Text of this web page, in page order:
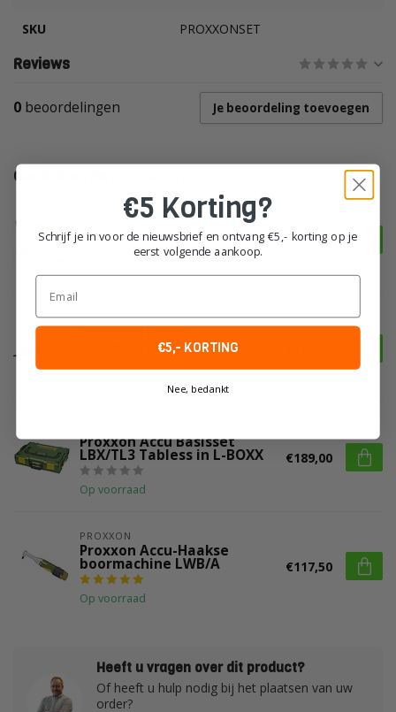
SKU PROXXONSET
Reviews
0 beoordelingen Je beoordeling toevoegen
Gerelateerde producten
PROXXON
Proxxon Lange Hals Set
LHW/BL + LWB/BL in L-BOXX
Op voorraad
€379,00
PROXXON
boormachine LWB/E
Proxxon Accu Basisset
LBX/TL3 Tabless in L-BOXX
Op voorraad
€189,00
PROXXON
Proxxon Accu-Haakse
boormachine LWB/A
Op voorraad
€117,50
Heeft u vragen over dit product?
Of heeft u hulp nodig bij het plaatsen van uw
order?
€5 Korting?
Schrijf je in voor de nieuwsbrief en ontvang €5,- korting op je
eerst volgende aankoop.
Email
€5,- KORTING
Nee, bedankt